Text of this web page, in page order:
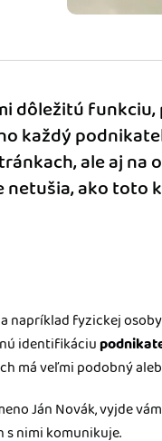
dôležitú
každý
ale aj na
ako toto
napríklad fyzickej
identifikáciu
má veľmi podobný
Ján Novák, vyjde vám
s nimi komunikuje.